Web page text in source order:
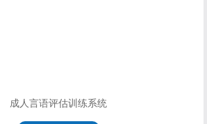
成人言语评估训练系统